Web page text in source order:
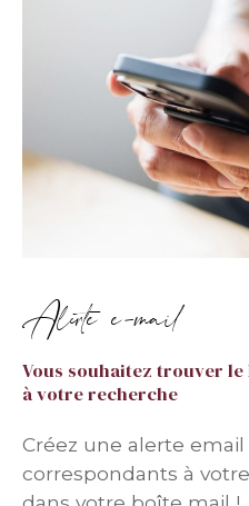
Alerte e-mail
Vous souhaitez trouver
à votre recherche
Créez une alerte
correspondants à